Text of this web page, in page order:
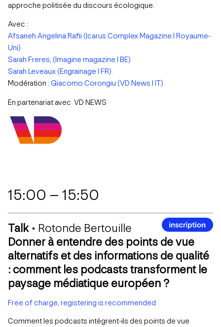
approche politisée du discours écologique.
Avec :
Afsaneh Angelina Rafii (Icarus Complex Magazine I Royaume-
Uni)
Sarah Freres, (Imagine magazine I BE)
Sarah Leveaux (Engrainage I FR)
Modération : Giacomo Corongiu (VD News I IT)
En partenariat avec VD NEWS
15:00 – 15:50
Talk • Rotonde Bertouille
Donner à entendre des points de vue
alternatifs et des informations de qualité
: comment les podcasts transforment le
paysage médiatique européen ?
Free of charge, registering is recommended
Comment les podcasts intègrent-ils des points de vue